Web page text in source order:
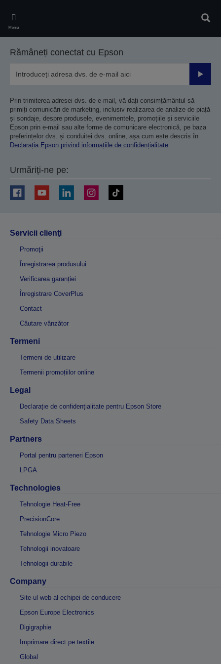
main
content
Meniu
Rămâneți conectat cu Epson
Prin trimiterea adresei dvs. de e-mail, vă dați consimțământul să
primiți comunicări de marketing, inclusiv realizarea de analize de piață
și sondaje, despre produsele, evenimentele, promoțiile și serviciile
Epson prin e-mail sau alte forme de comunicare electronică, pe baza
preferințelor dvs. și conduitei dvs. online, așa cum este descris în
Declarația Epson privind informațiile de confidențialitate
Urmăriți-ne pe:
Servicii clienţi
Promoţii
Înregistrarea produsului
Verificarea garanției
Înregistrare CoverPlus
Contact
Căutare vânzător
Termeni
Termeni de utilizare
Termenii promoțiilor online
Legal
Declarație de confidențialitate pentru Epson Store
Safety Data Sheets
Partners
Portal pentru parteneri Epson
LPGA
Technologies
Tehnologie Heat-Free
PrecisionCore
Tehnologie Micro Piezo
Tehnologii inovatoare
Tehnologii durabile
Company
Site-ul web al echipei de conducere
Epson Europe Electronics
Digigraphie
Imprimare direct pe textile
Global